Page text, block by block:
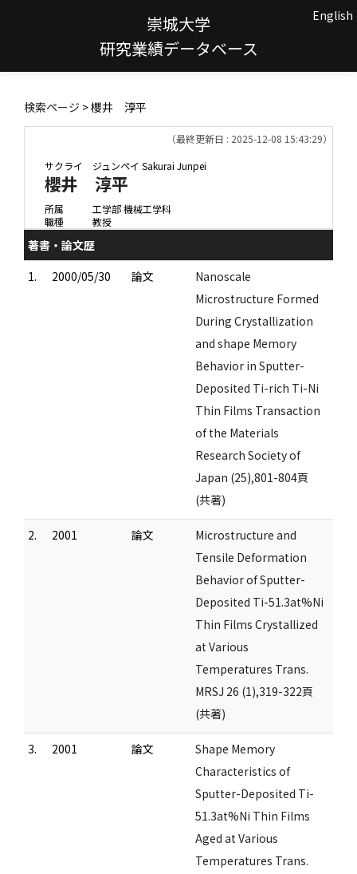
崇城大学
研究業績データベース
English
検索ページ > 櫻井 淳平
（最終更新日 : 2025-12-08 15:43:29）
サクライ ジュンペイ Sakurai Junpei
櫻井 淳平
所属
工学部 機械工学科
職種
教授
著書・論文歴
1.
2000/05/30 論文
Nanoscale
Microstructure Formed
During Crystallization
and shape Memory
Behavior in Sputter-
Deposited Ti-rich Ti-Ni
Thin Films Transaction
of the Materials
Research Society of
Japan (25),801-804頁
(共著)
2. 2001 論文
Microstructure and
Tensile Deformation
Behavior of Sputter-
Deposited Ti-51.3at%Ni
Thin Films Crystallized
at Various
Temperatures Trans.
MRSJ 26 (1),319-322頁
(共著)
3. 2001 論文
Shape Memory
Characteristics of
Sputter-Deposited Ti-
51.3at%Ni Thin Films
Aged at Various
Temperatures Trans.